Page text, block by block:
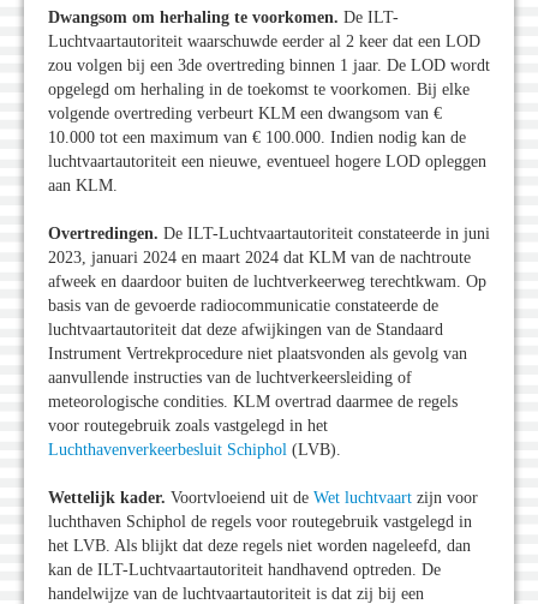
Dwangsom om herhaling te voorkomen. De ILT-
Luchtvaartautoriteit waarschuwde eerder al 2 keer dat een LOD
zou volgen bij een 3de overtreding binnen 1 jaar. De LOD wordt
opgelegd om herhaling in de toekomst te voorkomen. Bij elke
volgende overtreding verbeurt KLM een dwangsom van €
10.000 tot een maximum van € 100.000. Indien nodig kan de
luchtvaartautoriteit een nieuwe, eventueel hogere LOD opleggen
aan KLM.
Overtredingen. De ILT-Luchtvaartautoriteit constateerde in juni
2023, januari 2024 en maart 2024 dat KLM van de nachtroute
afweek en daardoor buiten de luchtverkeerweg terechtkwam. Op
basis van de gevoerde radiocommunicatie constateerde de
luchtvaartautoriteit dat deze afwijkingen van de Standaard
Instrument Vertrekprocedure niet plaatsvonden als gevolg van
aanvullende instructies van de luchtverkeersleiding of
meteorologische condities. KLM overtrad daarmee de regels
voor routegebruik zoals vastgelegd in het
Luchthavenverkeerbesluit Schiphol (LVB).
Wettelijk kader. Voortvloeiend uit de Wet luchtvaart zijn voor
luchthaven Schiphol de regels voor routegebruik vastgelegd in
het LVB. Als blijkt dat deze regels niet worden nageleefd, dan
kan de ILT-Luchtvaartautoriteit handhavend optreden. De
handelwijze van de luchtvaartautoriteit is dat zij bij een